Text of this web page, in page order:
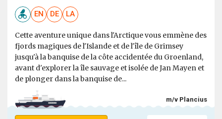
EN DE LA
Cette aventure unique dans l'Arctique vous emmène des
fjords magiques de l'Islande et de l'île de Grimsey
jusqu'à la banquise de la côte accidentée du Groenland,
avant d'explorer la île sauvage et isolée de Jan Mayen et
de plonger dans la banquise de...
m/v Plancius